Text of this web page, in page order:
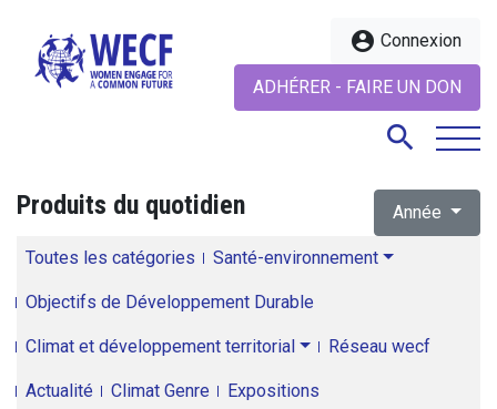
account_circle Connexion
ADHÉRER - FAIRE UN DON
search
Produits du quotidien Année
Toutes les catégories Santé-environnement
Objectifs de Développement Durable
Climat et développement territorial Réseau wecf
Actualité Climat Genre Expositions